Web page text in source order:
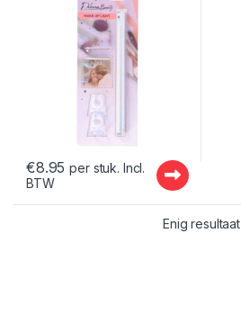
€8.95 per stuk. Incl.
BTW
Enig resultaat